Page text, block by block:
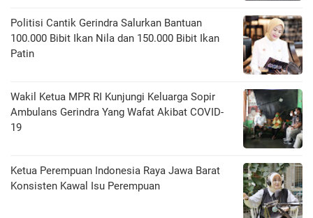
Politisi Cantik Gerindra Salurkan Bantuan
100.000 Bibit Ikan Nila dan 150.000 Bibit Ikan
Patin
Wakil Ketua MPR RI Kunjungi Keluarga Sopir
Ambulans Gerindra Yang Wafat Akibat COVID-
19
Ketua Perempuan Indonesia Raya Jawa Barat
Konsisten Kawal Isu Perempuan